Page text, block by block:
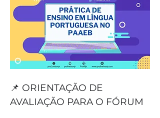
📌 ORIENTAÇÃO DE
AVALIAÇÃO PARA O FÓRUM